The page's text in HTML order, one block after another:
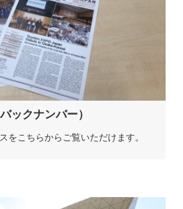
ックナンバー）
をこちらからご覧いただけます。